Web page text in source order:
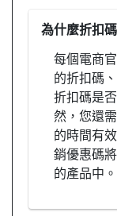
為什麼折扣
每個電商
的折扣碼
折扣碼是
然，您還
的時間有
銷優惠碼
的產品中。